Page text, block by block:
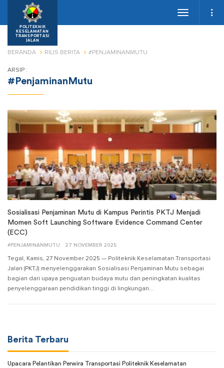
POLITEKNIK
KESELAMATAN
TRANSPORTASI
JALAN
Toggle
BERANDA RILIS BERITA #PENJAMINANMUTU
ARSIP :
#PenjaminanMutu
Sosialisasi Penjaminan Mutu di Kampus Perintis PKTJ Menjadi
Momen Soft Launching Software Evidence Command Center
(ECC)
#PENJAMINANMUTU 27 NOVEMBER 2025
Tegal, Kamis, 27 November 2025 — Politeknik Keselamatan Transportasi
Jalan (PKTJ) menyelenggarakan Sosialisasi Penjaminan Mutu sebagai
bagian dari upaya penguatan budaya mutu dan peningkatan kualitas
penyelenggaraan pendidikan tinggi di lingkungan…
Berita Terbaru
Upacara Pelantikan Perwira Transportasi Politeknik Keselamatan